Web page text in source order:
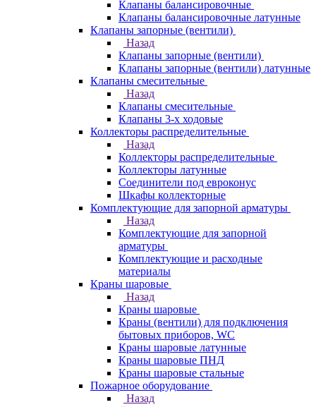
Клапаны балансировочные
Клапаны балансировочные латунные
Клапаны запорные (вентили)
Назад
Клапаны запорные (вентили)
Клапаны запорные (вентили) латунные
Клапаны смесительные
Назад
Клапаны смесительные
Клапаны 3-х ходовые
Коллекторы распределительные
Назад
Коллекторы распределительные
Коллекторы латунные
Соединители под евроконус
Шкафы коллекторные
Комплектующие для запорной арматуры
Назад
Комплектующие для запорной
арматуры
Комплектующие и расходные
материалы
Краны шаровые
Назад
Краны шаровые
Краны (вентили) для подключения
бытовых приборов, WC
Краны шаровые латунные
Краны шаровые ПНД
Краны шаровые стальные
Пожарное оборудование
Назад